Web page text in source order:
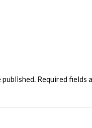
Required fields